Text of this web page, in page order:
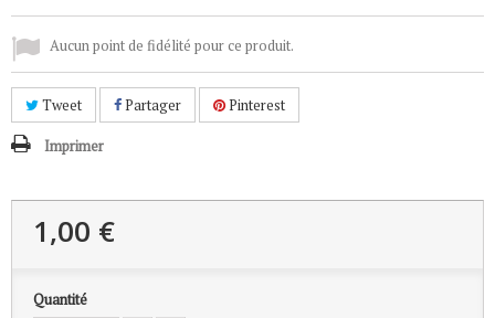
Aucun point de fidélité pour ce produit.
Tweet Partager Pinterest
Imprimer
1,00 €
Quantité